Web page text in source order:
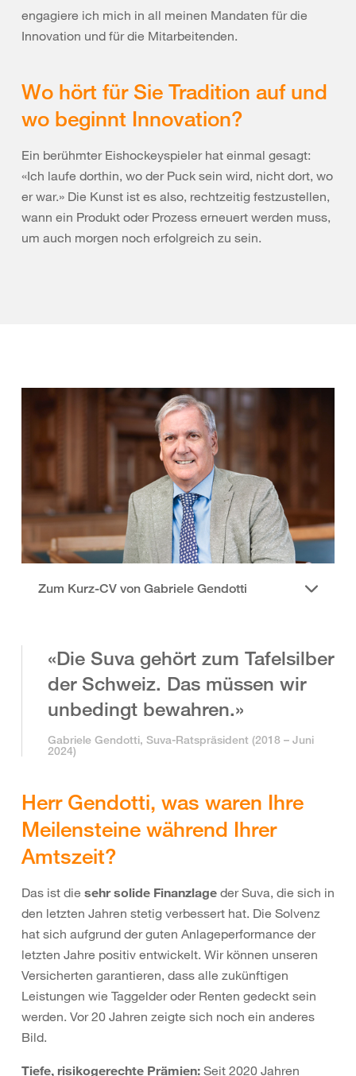
engagiere ich mich in all meinen Mandaten für die
Innovation und für die Mitarbeitenden.
Wo hört für Sie Tradition auf und
wo beginnt Innovation?
Ein berühmter Eishockeyspieler hat einmal gesagt:
«Ich laufe dorthin, wo der Puck sein wird, nicht dort, wo
er war.» Die Kunst ist es also, rechtzeitig festzustellen,
wann ein Produkt oder Prozess erneuert werden muss,
um auch morgen noch erfolgreich zu sein.
Zum Kurz-CV von Gabriele Gendotti
«Die Suva gehört zum Tafelsilber
der Schweiz. Das müssen wir
unbedingt bewahren.»
Gabriele Gendotti, Suva-Ratspräsident (2018 – Juni
2024)
Herr Gendotti, was waren Ihre
Meilensteine während Ihrer
Amtszeit?
Das ist die sehr solide Finanzlage der Suva, die sich in
den letzten Jahren stetig verbessert hat. Die Solvenz
hat sich aufgrund der guten Anlageperformance der
letzten Jahre positiv entwickelt. Wir können unseren
Versicherten garantieren, dass alle zukünftigen
Leistungen wie Taggelder oder Renten gedeckt sein
werden. Vor 20 Jahren zeigte sich noch ein anderes
Bild.
Tiefe, risikogerechte Prämien: Seit 2020 Jahren